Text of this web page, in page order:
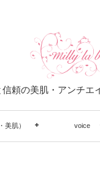
信頼の美肌・アンチエ
美肌） voice